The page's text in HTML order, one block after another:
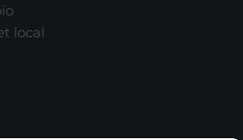
local